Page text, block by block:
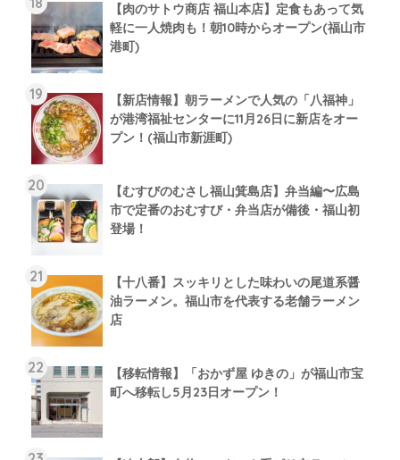
【肉のサトウ商店 福山本店】定食もあって気
軽に一人焼肉も！朝10時からオープン(福山市
港町)
【新店情報】朝ラーメンで人気の「八福神」
が港湾福祉センターに11月26日に新店をオー
プン！(福山市新涯町)
【むすびのむさし福山箕島店】弁当編〜広島
市で定番のおむすび・弁当店が備後・福山初
登場！
【十八番】スッキリとした味わいの尾道系醤
油ラーメン。福山市を代表する老舗ラーメン
店
【移転情報】「おかず屋 ゆきの」が福山市宝
町へ移転し5月23日オープン！